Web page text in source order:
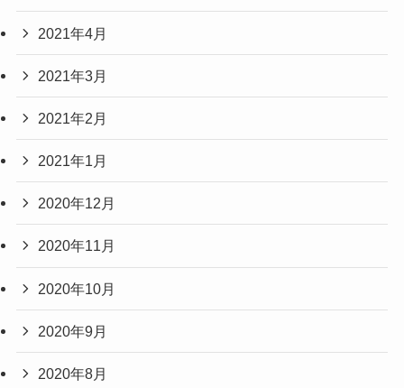
2021年4月
2021年3月
2021年2月
2021年1月
2020年12月
2020年11月
2020年10月
2020年9月
2020年8月